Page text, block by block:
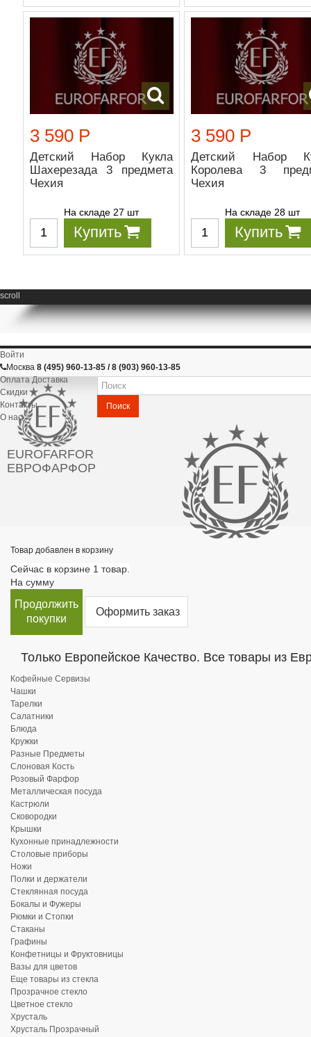
3 590 Р
Детский Набор Кукла
Шахерезада 3 предмета
Чехия
На складе 27 шт
Купить
3 590 Р
Детский Набор
Королева 3
Чехия
На складе 28 шт
Купить
scroll
Войти
Москва 8 (495) 960-13-85 / 8 (903) 960-13-85
Оплата Доставка
Скидки
Контакты
О нас
EUROFARFOR
ЕВРОФАРФОР
Поиск
Товар добавлен в корзину
Сейчас в корзине 1 товар.
На сумму
Продолжить
покупки
Оформить заказ
Только Европейское Качество. Все товары из
Кофейные Сервизы
Чашки
Тарелки
Салатники
Блюда
Кружки
Разные Предметы
Слоновая Кость
Розовый Фарфор
Металлическая посуда
Кастрюли
Сковородки
Крышки
Кухонные принадлежности
Столовые приборы
Ножи
Полки и держатели
Стеклянная посуда
Бокалы и Фужеры
Рюмки и Стопки
Стаканы
Графины
Конфетницы и Фруктовницы
Вазы для цветов
Еще товары из стекла
Прозрачное стекло
Цветное стекло
Хрусталь
Хрусталь Прозрачный